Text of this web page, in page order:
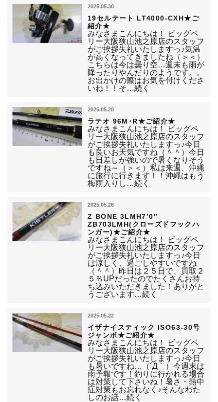
2025.05.30
19セルテート LT4000-CXH★ご
紹介★
みなさまこんにちは！ ビッグベ
リー大阪狭山池之原店のスタッフ
がご挨拶失礼いたしますっ♪気温
が高くなってきましたね（＞＜）
こちらは今は曇り空…週末も雨が
降ったりやんだりのようです。。
お出かけの際はお気を付けくださ
いね！！そ…続く
2025.05.28
ラテオ 96M･R★ご紹介★
みなさまこんにちは！ ビッグベ
リー大阪狭山池之原店のスタッフ
がご挨拶失礼いたしますっ♪今日
も良いお天気ですね（＾＾）今日
も日差しが強いので暑くなりそう
ですね～（＞＜）私は来週、沖縄
に旅行に行きます！！沖縄はもう
梅雨入りし…続く
2025.05.26
Z BONE 3LMH7’0″
ZB703LMH(クローズドフックハ
ンガー)★ご紹介★
みなさまこんにちは！ ビッグベ
リー大阪狭山池之原店のスタッフ
がご挨拶失礼いたしますっ♪今日
は涼しく、過ごしやすいですね
（＾＾）昨日は２５日で、買取２
５％UPだったのでたくさんお持
ち込みいただきました！ありがと
うございます…続く
2025.05.22
イザナイスティック ISO63-30号
ジャンボ★ご紹介★
みなさまこんにちは！ ビッグベ
リー大阪狭山池之原店のスタッフ
がご挨拶失礼いたしますっ♪今日
も暑いですね…（´Д｀）今週末は
雨予報です！釣りに行かれる場合
は対策して下さいね！暑さ・熱中
症対策もお忘れなく♪そんなわた
しのお話…続く